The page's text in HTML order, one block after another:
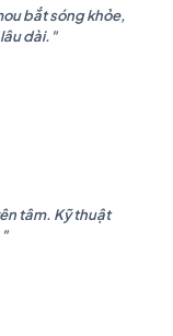
bắt sóng khỏe,
dài."
tâm. Kỹ thuật